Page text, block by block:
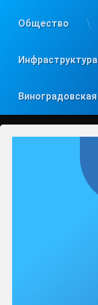
Общество
Инфраструктура